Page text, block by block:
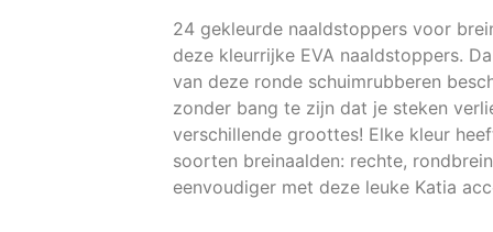
24 gekleurde naaldstoppers voor
deze kleurrijke EVA naaldstoppers.
van deze ronde schuimrubberen
zonder bang te zijn dat je steken
verschillende groottes! Elke kleur
soorten breinaalden: rechte,
eenvoudiger met deze leuke Katia